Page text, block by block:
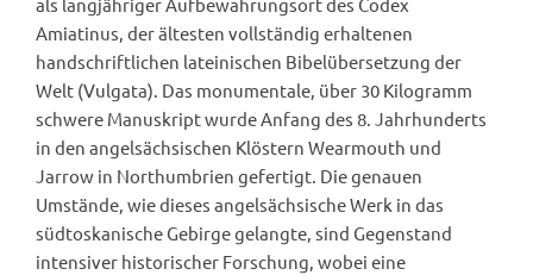
als langjähriger Aufbewahrungsort des Codex
Amiatinus, der ältesten vollständig erhaltenen
handschriftlichen lateinischen Bibelübersetzung der
Welt (Vulgata). Das monumentale, über 30 Kilogramm
schwere Manuskript wurde Anfang des 8. Jahrhunderts
in den angelsächsischen Klöstern Wearmouth und
Jarrow in Northumbrien gefertigt. Die genauen
Umstände, wie dieses angelsächsische Werk in das
südtoskanische Gebirge gelangte, sind Gegenstand
intensiver historischer Forschung, wobei eine